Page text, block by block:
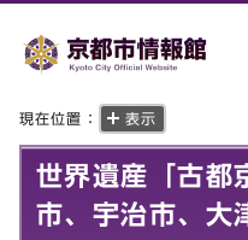
現在位置： 表示
世界遺産「古都
市、宇治市、大